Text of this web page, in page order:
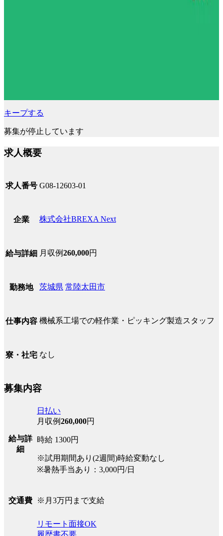
キープする
募集が停止しています
求人概要
求人番号 G08-12603-01
企業 株式会社BREXA Next
給与詳細 月収例260,000円
勤務地 茨城県 常陸太田市
仕事内容 機械系工場での軽作業・ピッキング製造スタッフ
寮・社宅 なし
募集内容
給与詳
細
日払い
月収例260,000円
時給 1300円
※試用期間あり(2週間)時給変動なし
※暑熱手当あり：3,000円/日
交通費 ※月3万円まで支給
リモート面接OK
履歴書不要